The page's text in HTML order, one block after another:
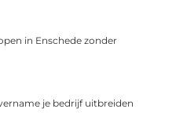
in Enschede zonder
je bedrijf uitbreiden